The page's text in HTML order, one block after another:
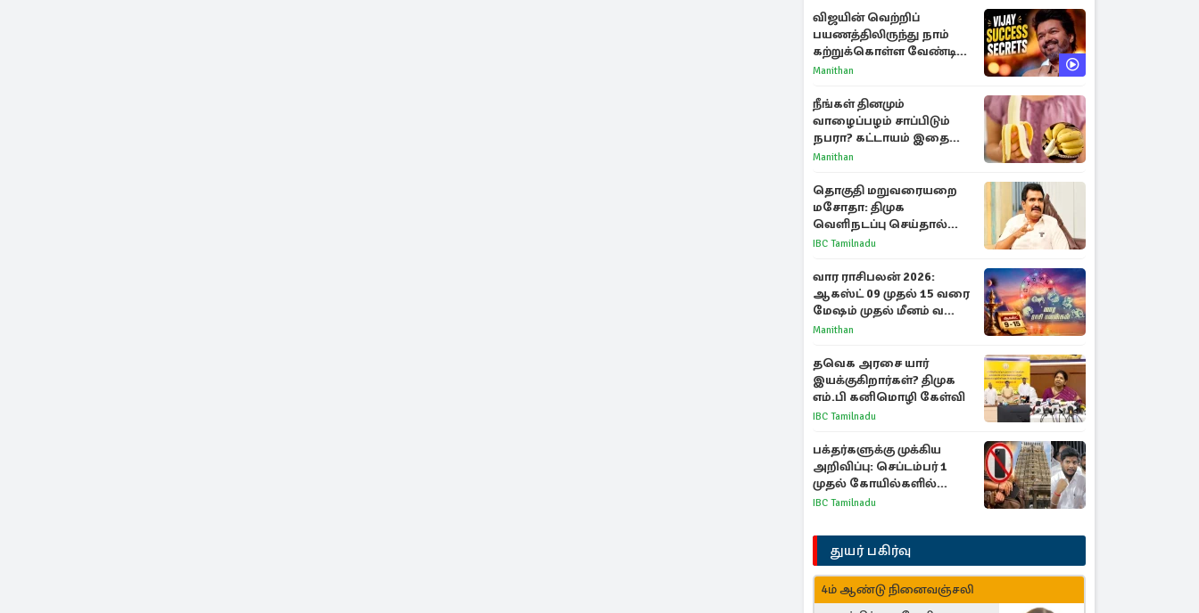
விஜயின் வெற்றிப்
பயணத்திலிருந்து நாம்
கற்றுக்கொள்ள வேண்டிய
முக்கிய 3 விடயங்கள்!
Manithan
நீங்கள் தினமும்
வாழைப்பழம் சாப்பிடும்
நபரா? கட்டாயம் இதை
தெரிந்து கொள்ளுங்கள்
Manithan
தொகுதி மறுவரையறை
மசோதா: திமுக
வெளிநடப்பு செய்தால்
ஆதரவாகவே கருதப்படும்
IBC Tamilnadu
வார ராசிபலன் 2026:
ஆகஸ்ட் 09 முதல் 15 வரை
மேஷம் முதல் மீனம் வரை
முழு பலன்கள்
Manithan
தவெக அரசை யார்
இயக்குகிறார்கள்? திமுக
எம்.பி கனிமொழி கேள்வி
IBC Tamilnadu
பக்தர்களுக்கு முக்கிய
அறிவிப்பு: செப்டம்பர் 1
முதல் கோயில்களில்
மொபைலுக்கு தடை!
IBC Tamilnadu
துயர் பகிர்வு
4ம் ஆண்டு நினைவஞ்சலி